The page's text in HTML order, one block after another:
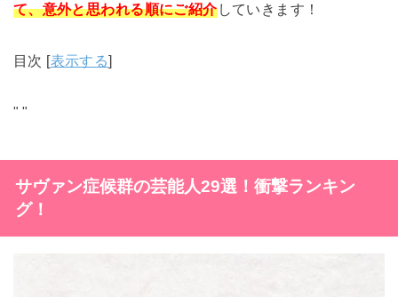
て、意外と思われる順にご紹介していきます！
目次 [表示する]
" "
サヴァン症候群の芸能人29選！衝撃ランキン
グ！